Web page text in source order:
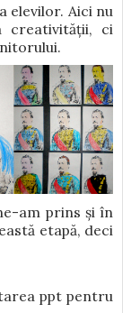
elevilor. Aici nu
creativității, ci
am prins și în
etapă, deci
ppt pentru